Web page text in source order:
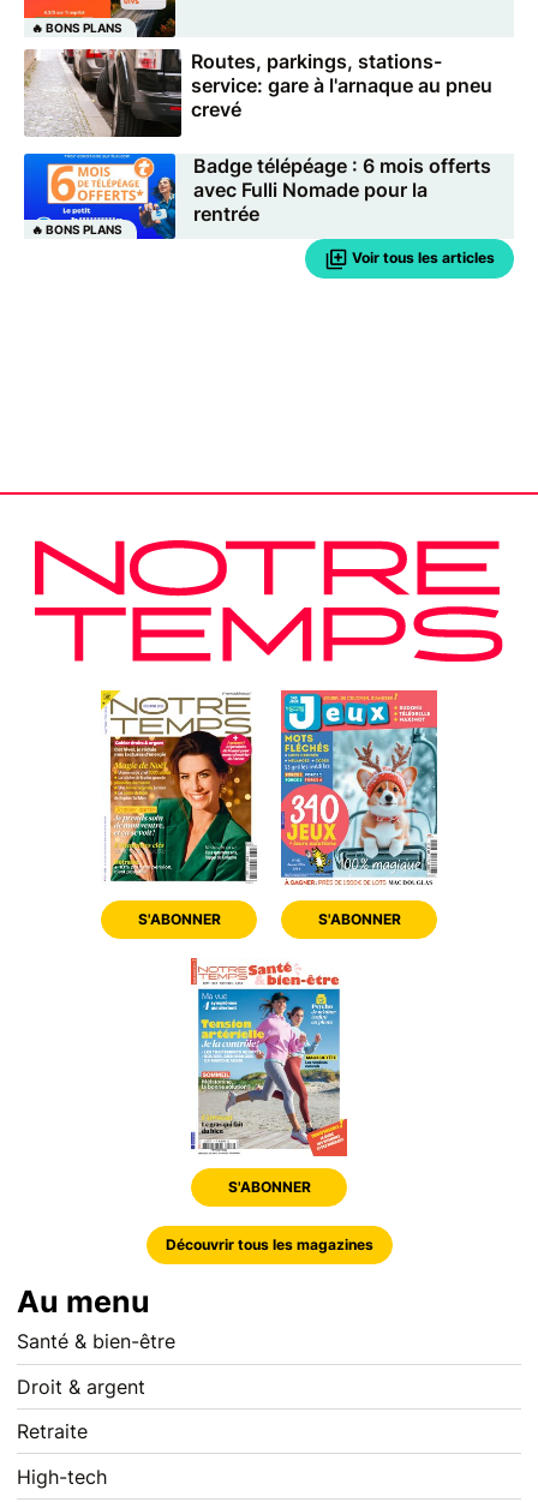
🔥 BONS PLANS
Routes, parkings, stations-
service: gare à l'arnaque au pneu
crevé
🔥 BONS PLANS
Badge télépéage : 6 mois offerts
avec Fulli Nomade pour la
rentrée
Voir tous les articles
S'ABONNER S'ABONNER
S'ABONNER
Découvrir tous les magazines
Au menu
Santé & bien-être
Droit & argent
Retraite
High-tech